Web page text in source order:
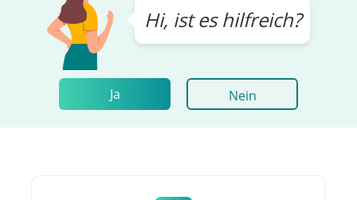
Hi, ist es hilfreich?
Ja Nein